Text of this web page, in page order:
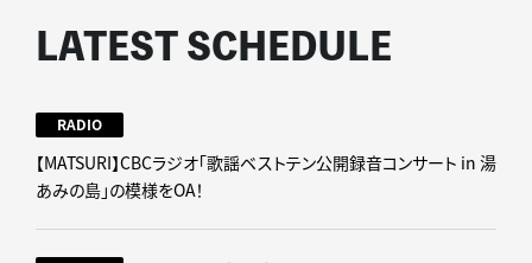
LATEST SCHEDULE
RADIO
【MATSURI】CBCラジオ「歌謡ベストテン公開録音コンサート in 湯
あみの島」の模様をOA！